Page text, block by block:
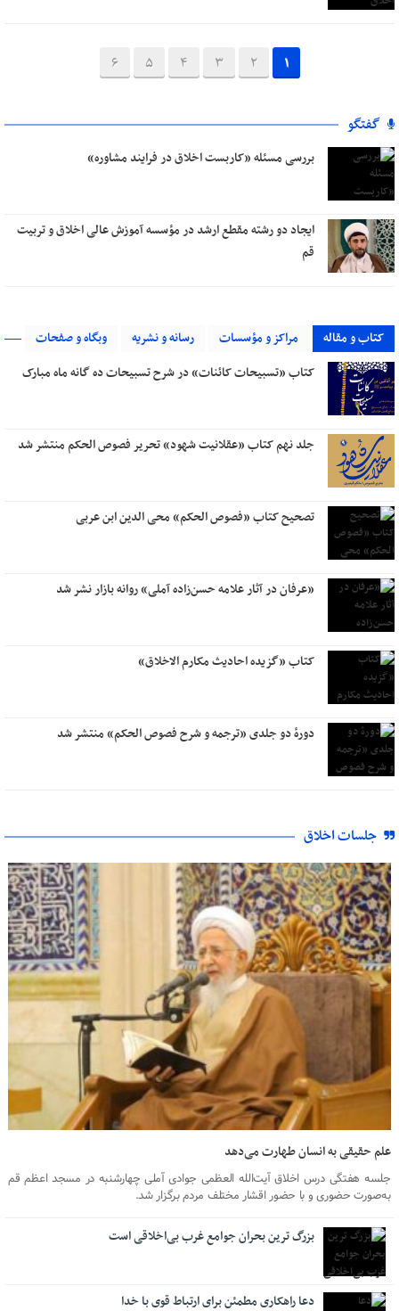
1
2
3
4
5
6
گفتگو
بررسی مسئله «کاربست اخلاق در فرایند مشاوره»
ایجاد دو رشته مقطع ارشد در مؤسسه آموزش عالی اخلاق و تربیت
قم
کتاب و مقاله مراکز و مؤسسات رسانه و نشریه
وبگاه و صفحات
کتاب «تسبیحات کائنات» در شرح تسبیحات ده‌ گانه ماه مبارک
جلد نهم کتاب «عقلانیت شهود» تحریر فصوص الحکم منتشر شد
تصحیح کتاب «فصوص الحکم» محی الدین ابن عربی
«عرفان در آثار علامه حسن‌زاده آملی» روانه بازار نشر شد
کتاب «گزیده احادیث مکارم الاخلاق»
دورۀ دو جلدی «ترجمه و شرح فصوص الحکم» منتشر شد
جلسات اخلاق
۰۶ آبان ۱۴۰۳
علم حقیقی به انسان طهارت می‌دهد
جلسه هفتگی درس اخلاق آیت‌الله العظمی جوادی آملی چهارشنبه در مسجد اعظم قم
به‌صورت حضوری و با حضور اقشار مختلف مردم برگزار شد.
بزرگ ترین بحران جوامع غرب بی‌اخلاقی است
دعا راهکاری مطمئن برای ارتباط قوی با خدا